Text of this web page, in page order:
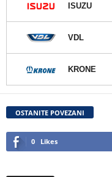
ISUZU
VDL
KRONE
OSTANITE POVEZANI
0 Likes